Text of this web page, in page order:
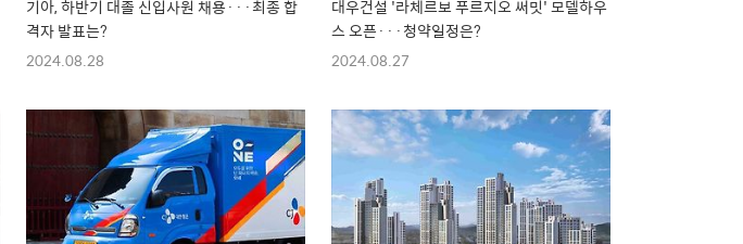
기아, 하반기 대졸 신입사원 채용···최종 합
격자 발표는?
2024.08.28
대우건설 '라체르보 푸르지오 써밋' 모델하우
스 오픈···청약일정은?
2024.08.27